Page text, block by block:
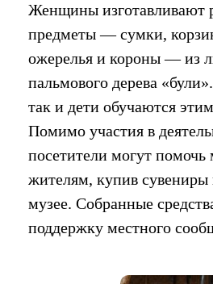
Женщины изготавливают
предметы — сумки,
ожерелья и короны — из
пальмового дерева
так и дети обучаются
Помимо участия в
посетители могут
жителям, купив сувениры
музее. Собранные
поддержку местного